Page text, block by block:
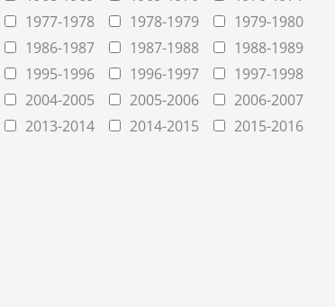
1977-1978 1978-1979
1979-1980
1986-1987 1987-1988
1988-1989
1995-1996 1996-1997
1997-1998
2004-2005 2005-2006
2006-2007
2013-2014 2014-2015
2015-2016